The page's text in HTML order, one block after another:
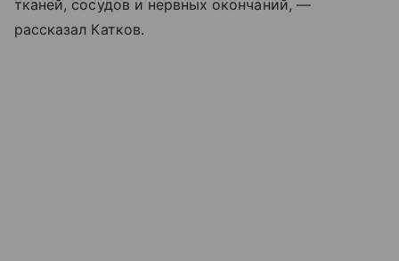
тканей, сосудов и нервных окончаний, —
рассказал Катков.